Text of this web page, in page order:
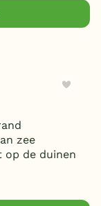
zee
de duinen